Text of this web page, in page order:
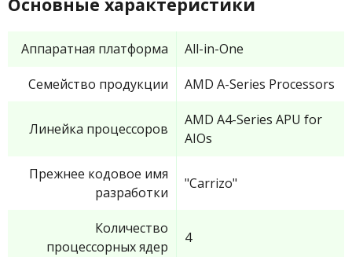
Аппаратная платформа All-in-One
Семейство продукции AMD A-Series Processors
Линейка процессоров
AMD A4-Series APU for
AIOs
Прежнее кодовое имя
разработки
"Carrizo"
Количество
процессорных ядер
4